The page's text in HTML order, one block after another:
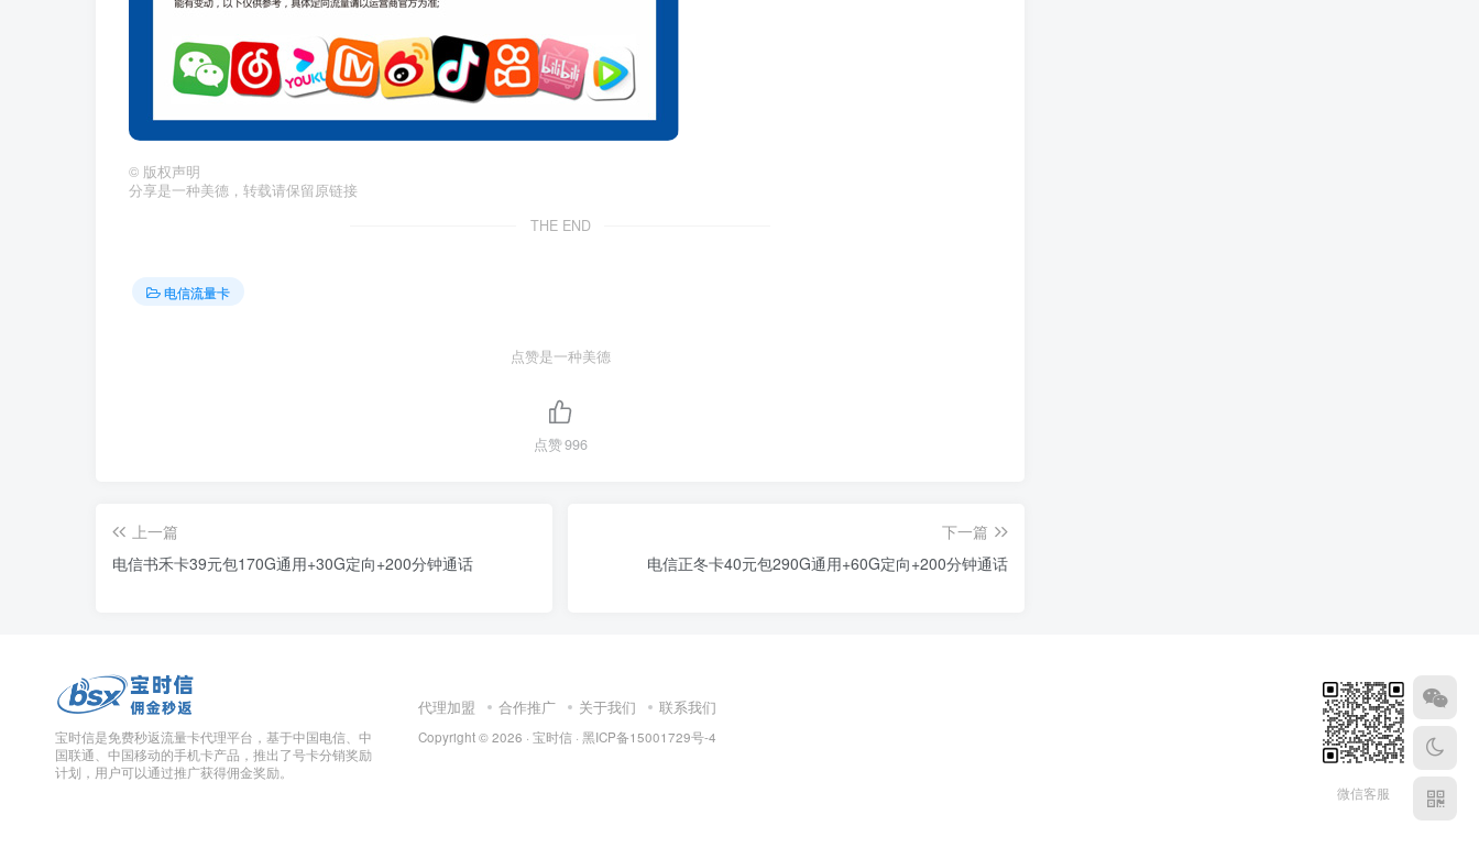
© 版权声明
分享是一种美德，转载请保留原链接
THE END
电信流量卡
点赞是一种美德
点赞996
上一篇
电信书禾卡39元包170G通用+30G定向+200分钟通话
下一篇
电信正冬卡40元包290G通用+60G定向+200分钟通话
宝时信是免费秒返流量卡代理平台，基于中国电信、中
国联通、中国移动的手机卡产品，推出了号卡分销奖励
计划，用户可以通过推广获得佣金奖励。
代理加盟 合作推广 关于我们 联系我们
Copyright © 2026 · 宝时信 · 黑ICP备15001729号-4
微信客服